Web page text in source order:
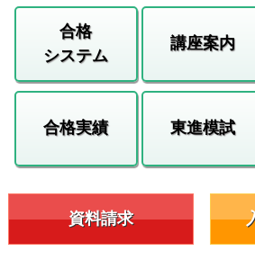
合格
システム
講座案内
合格実績 東進模試
資料請求